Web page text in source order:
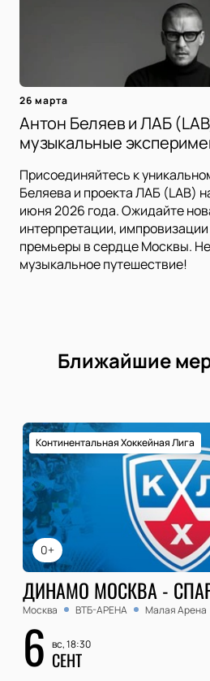
26 марта
Антон Беляев и ЛАБ
музыкальные
Присоединяйтесь к
Беляева и проекта ЛАБ (LAB)
июня 2026 года. Ожидайте
интерпретации,
премьеры в сердце Москвы.
музыкальное путешествие!
Ближайшие
0+
Континентальная Хоккейная Лига
ДИНАМО МОСКВА -
Москва ВТБ-АРЕНА Малая Арена
6 вс, 18:30
СЕНТ